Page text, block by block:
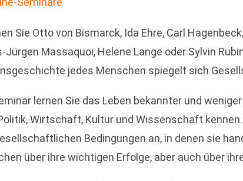
Sie Otto von Bismarck, Ida Ehre, Carl
Jürgen Massaquoi, Helene Lange oder Sylvin
jedes Menschen spiegelt sich
lernen Sie das Leben bekannter und
Wirtschaft, Kultur und Wissenschaft
Bedingungen an, in denen sie
über ihre wichtigen Erfolge, aber auch über